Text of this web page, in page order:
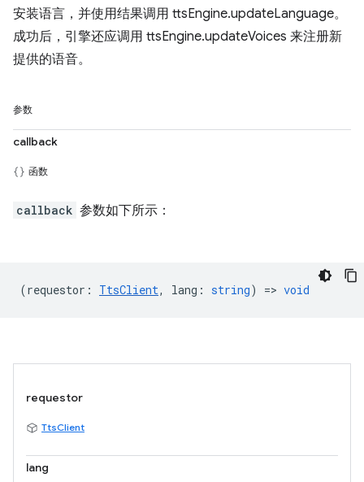
安装语言，并使用结果调用 ttsEngine.updateLanguage。
成功后，引擎还应调用 ttsEngine.updateVoices 来注册新
提供的语音。
参数
callback
函数
callback 参数如下所示：
(requestor : TtsClient, lang : string) => void
requestor
TtsClient
lang